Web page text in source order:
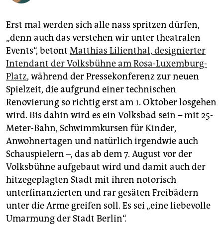
epaper login
Erst mal werden sich alle nass spritzen dürfen,
„denn auch das verstehen wir unter theatralen
Events“, betont Matthias Lilienthal, designierter
Intendant der Volksbühne am Rosa-Luxemburg-
Platz, während der Pressekonferenz zur neuen
Spielzeit, die aufgrund einer technischen
Renovierung so richtig erst am 1. Oktober losgehen
wird. Bis dahin wird es ein Volksbad sein – mit 25-
Meter-Bahn, Schwimmkursen für Kinder,
Anwohnertagen und natürlich irgendwie auch
Schauspielern –, das ab dem 7. August vor der
Volksbühne aufgebaut wird und damit auch der
hitzegeplagten Stadt mit ihren notorisch
unterfinanzierten und rar gesäten Freibädern
unter die Arme greifen soll. Es sei „eine liebevolle
Umarmung der Stadt Berlin“.